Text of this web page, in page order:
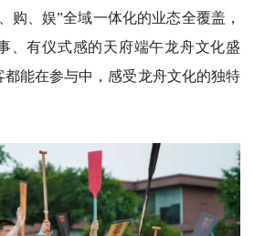
购、娱”全域一体化的业态全覆盖，
、有仪式感的天府端午龙舟文化盛
能在参与中，感受龙舟文化的独特